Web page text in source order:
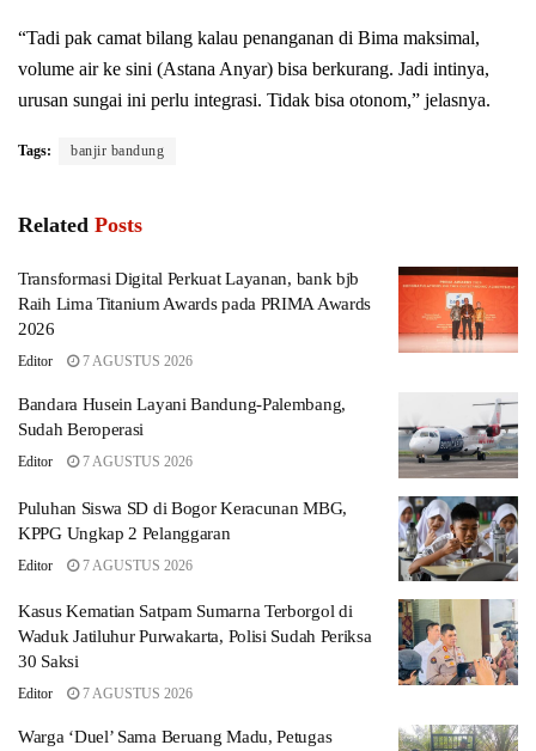
“Tadi pak camat bilang kalau penanganan di Bima maksimal,
volume air ke sini (Astana Anyar) bisa berkurang. Jadi intinya,
urusan sungai ini perlu integrasi. Tidak bisa otonom,” jelasnya.
Tags: banjir bandung
Related Posts
Transformasi Digital Perkuat Layanan, bank bjb
Raih Lima Titanium Awards pada PRIMA Awards
2026
Editor 7 AGUSTUS 2026
Bandara Husein Layani Bandung-Palembang,
Sudah Beroperasi
Editor 7 AGUSTUS 2026
Puluhan Siswa SD di Bogor Keracunan MBG,
KPPG Ungkap 2 Pelanggaran
Editor 7 AGUSTUS 2026
Kasus Kematian Satpam Sumarna Terborgol di
Waduk Jatiluhur Purwakarta, Polisi Sudah Periksa
30 Saksi
Editor 7 AGUSTUS 2026
Warga ‘Duel’ Sama Beruang Madu, Petugas